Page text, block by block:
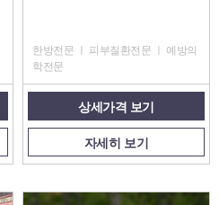
한방전문 ㅣ 피부질환전문 ㅣ 예방의
학전문
상세가격 보기
자세히 보기